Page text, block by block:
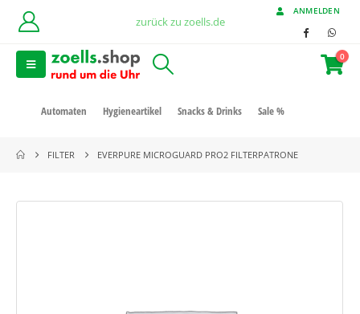
zurück zu zoells.de
ANMELDEN
0
Automaten Hygieneartikel Snacks & Drinks Sale %
FILTER EVERPURE MICROGUARD PRO2 FILTERPATRONE